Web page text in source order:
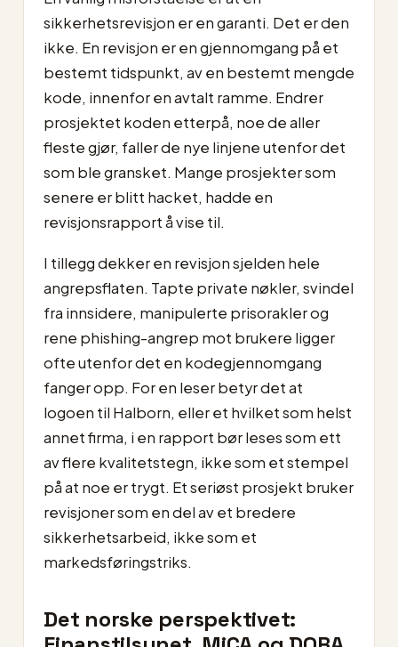
sikkerhetsrevisjon er en garanti. Det er den
ikke. En revisjon er en gjennomgang på et
bestemt tidspunkt, av en bestemt mengde
kode, innenfor en avtalt ramme. Endrer
prosjektet koden etterpå, noe de aller
fleste gjør, faller de nye linjene utenfor det
som ble gransket. Mange prosjekter som
senere er blitt hacket, hadde en
revisjonsrapport å vise til.
I tillegg dekker en revisjon sjelden hele
angrepsflaten. Tapte private nøkler, svindel
fra innsidere, manipulerte prisorakler og
rene phishing-angrep mot brukere ligger
ofte utenfor det en kodegjennomgang
fanger opp. For en leser betyr det at
logoen til Halborn, eller et hvilket som helst
annet firma, i en rapport bør leses som ett
av flere kvalitetstegn, ikke som et stempel
på at noe er trygt. Et seriøst prosjekt bruker
revisjoner som en del av et bredere
sikkerhetsarbeid, ikke som et
markedsføringstriks.
Det norske perspektivet: